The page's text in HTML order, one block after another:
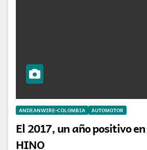
ANDEANWIRE-COLOMBIA AUTOMOTOR
El 2017, un año positivo
HINO